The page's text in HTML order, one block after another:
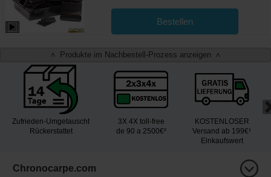
Bestellen
< Produkte im Nachbestell-Prozess anzeigen >
Zufrieden-Umgetauscht
Rückerstattet
3X 4X toll-free
de 90 a 2500€²
KOSTENLOSER
Versand ab 199€¹
Einkaufswert
Chronocarpe.com